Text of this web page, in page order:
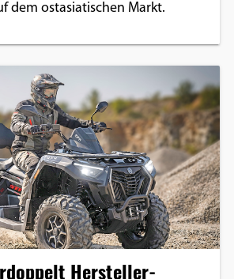
dem ostasiatischen Markt.
Hersteller-